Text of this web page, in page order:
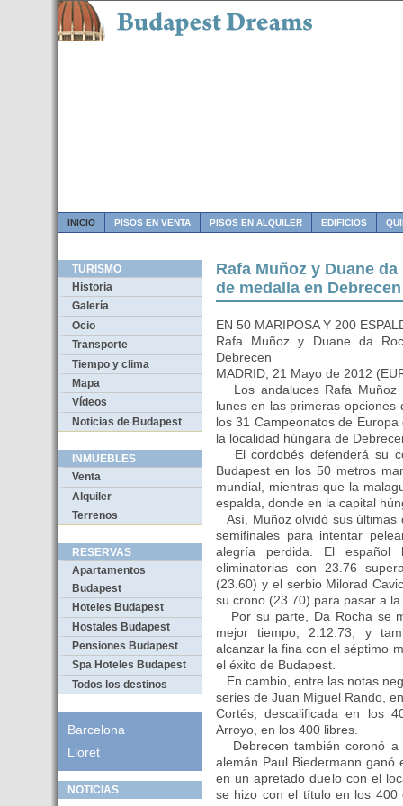
INICIO PISOS EN VENTA PISOS EN ALQUILER EDIFICIOS
TURISMO
Historia
Galería
Ocio
Transporte
Tiempo y clima
Mapa
Vídeos
Noticias de Budapest
INMUEBLES
Venta
Alquiler
Terrenos
RESERVAS
Apartamentos
Budapest
Hoteles Budapest
Hostales Budapest
Pensiones Budapest
Spa Hoteles Budapest
Todos los destinos
Barcelona
Lloret
NOTICIAS
Rafa Muñoz y Duane
de medalla en Debrecen
EN 50 MARIPOSA Y 200
Rafa Muñoz y Duane da
Debrecen
MADRID, 21 Mayo de 2012
Los andaluces Rafa Muñoz
lunes en las primeras
los 31 Campeonatos de
la localidad húngara de
El cordobés defenderá su
Budapest en los 50 metros
mundial, mientras que la
espalda, donde en la capital
Así, Muñoz olvidó sus últimas
semifinales para intentar
alegría perdida. El
eliminatorias con 23.76
(23.60) y el serbio Milorad
su crono (23.70) para pasar a
Por su parte, Da Rocha se
mejor tiempo, 2:12.73, y
alcanzar la fina con el séptimo
el éxito de Budapest.
En cambio, entre las notas
series de Juan Miguel Rando,
Cortés, descalificada en los
Arroyo, en los 400 libres.
Debrecen también coronó a
alemán Paul Biedermann
en un apretado duelo con el
se hizo con el título en los 400